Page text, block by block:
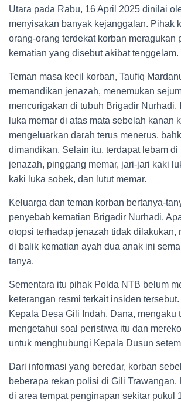
Utara pada Rabu, 16 April 2025 dinilai
menyisakan banyak kejanggalan. Pihak
orang-orang terdekat korban meragukan
kematian yang disebut akibat tenggelam.
Teman masa kecil korban, Taufiq
memandikan jenazah, menemukan
mencurigakan di tubuh Brigadir Nurhadi.
luka memar di atas mata sebelah kanan
mengeluarkan darah terus menerus,
dimandikan. Selain itu, terdapat lebam
jenazah, pinggang memar, jari-jari kaki
kaki luka sobek, dan lutut memar.
Keluarga dan teman korban bertanya-
penyebab kematian Brigadir Nurhadi.
otopsi terhadap jenazah tidak dilakukan,
di balik kematian ayah dua anak ini
tanya.
Sementara itu pihak Polda NTB belum
keterangan resmi terkait insiden
Kepala Desa Gili Indah, Dana, mengaku
mengetahui soal peristiwa itu dan
untuk menghubungi Kepala Dusun
Dari informasi yang beredar, korban
beberapa rekan polisi di Gili Trawangan.
di area tempat penginapan sekitar pukul